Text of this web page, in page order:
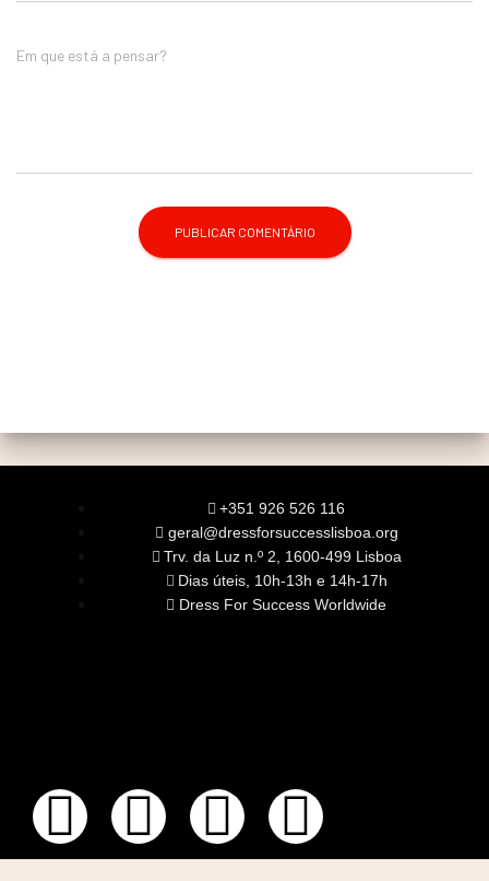
Em que está a pensar?
+351 926 526 116
geral@dressforsuccesslisboa.org
Trv. da Luz n.º 2, 1600-499 Lisboa
Dias úteis, 10h-13h e 14h-17h
Dress For Success Worldwide